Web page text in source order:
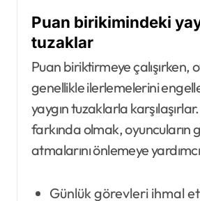
Puan birikimindeki
tuzaklar
Puan biriktirmeye çalışırken,
genellikle ilerlemelerini
yaygın tuzaklarla
farkında olmak, oyuncuların
atmalarını önlemeye
Günlük görevleri ihmal